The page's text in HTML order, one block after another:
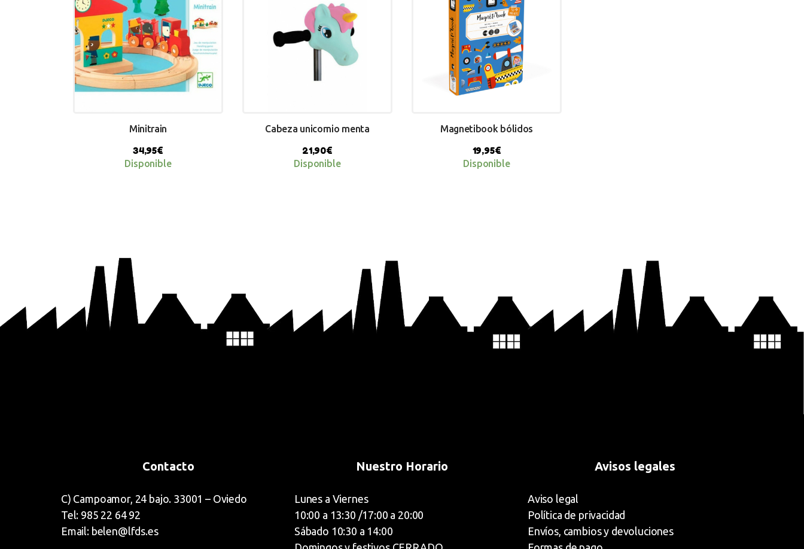
Minitrain
34,95€
Disponible
Cabeza unicornio menta
21,90€
Disponible
Magnetibook bólidos
19,95€
Disponible
Contacto
C) Campoamor, 24 bajo. 33001 – Oviedo
Tel: 985 22 64 92
Email: belen@lfds.es
Nuestro Horario
Lunes a Viernes
10:00 a 13:30 /17:00 a 20:00
Sábado 10:30 a 14:00
Avisos legales
Aviso legal
Política de privacidad
Envíos, cambios y devoluciones